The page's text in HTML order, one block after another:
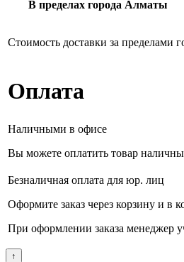
В пределах города Алматы
Стоимость доставки за пределами
Оплата
Наличными в офисе
Вы можете оплатить товар
Безналичная оплата для юр. лиц
Оформите заказ через корзину и в
При оформлении заказа менеджер
↑